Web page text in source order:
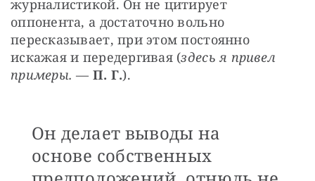
журналистикой. Он не цитирует
оппонента, а достаточно вольно
пересказывает, при этом постоянно
искажая и передергивая (здесь я привел
примеры. — П. Г.).
Он делает выводы на
основе собственных